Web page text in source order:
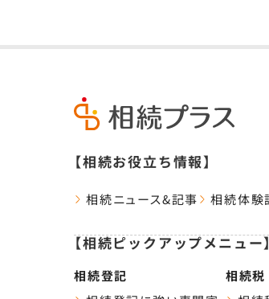
【相続お役立ち情報】
相続ニュース&記事 相続体験
【相続ピックアップメニュー
相続登記
相続税